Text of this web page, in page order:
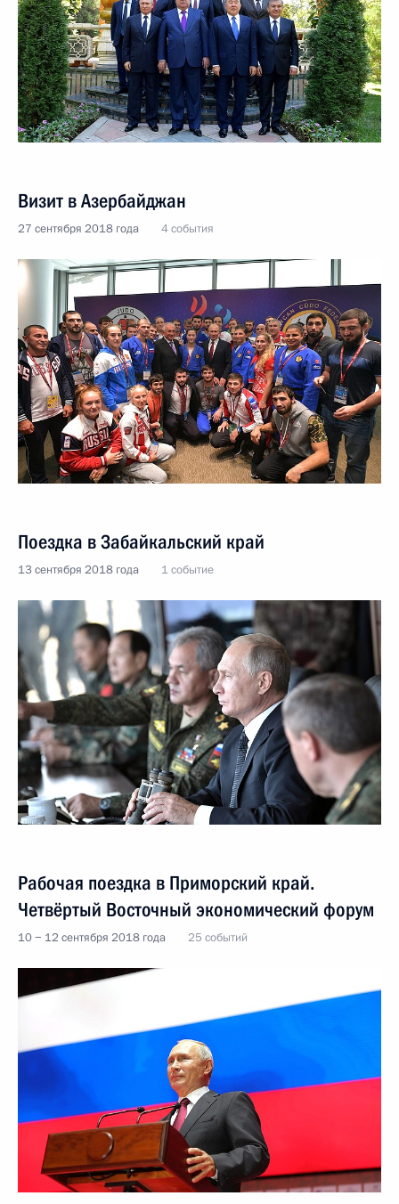
Визит в Азербайджан
27 сентября 2018 года 4 события
Поездка в Забайкальский край
13 сентября 2018 года 1 событие
Рабочая поездка в Приморский край.
Четвёртый Восточный экономический форум
10 − 12 сентября 2018 года 25 событий